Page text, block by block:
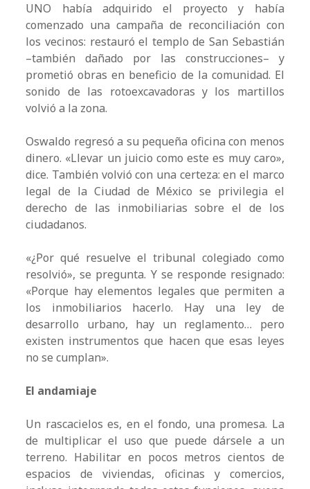
UNO había adquirido el proyecto y había
comenzado una campaña de reconciliación con
los vecinos: restauró el templo de San Sebastián
–también dañado por las construcciones– y
prometió obras en beneficio de la comunidad. El
sonido de las rotoexcavadoras y los martillos
volvió a la zona.
Oswaldo regresó a su pequeña oficina con menos
dinero. «Llevar un juicio como este es muy caro»,
dice. También volvió con una certeza: en el marco
legal de la Ciudad de México se privilegia el
derecho de las inmobiliarias sobre el de los
ciudadanos.
«¿Por qué resuelve el tribunal colegiado como
resolvió», se pregunta. Y se responde resignado:
«Porque hay elementos legales que permiten a
los inmobiliarios hacerlo. Hay una ley de
desarrollo urbano, hay un reglamento… pero
existen instrumentos que hacen que esas leyes
no se cumplan».
El andamiaje
Un rascacielos es, en el fondo, una promesa. La
de multiplicar el uso que puede dársele a un
terreno. Habilitar en pocos metros cientos de
espacios de viviendas, oficinas y comercios,